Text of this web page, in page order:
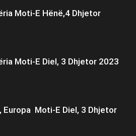
Moti-E Hënë,4 Dhjetor
Moti-E Diel, 3 Dhjetor 2023
Europa Moti-E Diel, 3 Dhjetor